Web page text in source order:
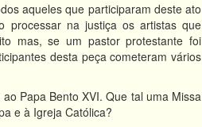
aqueles que participaram deste ato
processar na justiça os artistas que
mas, se um pastor protestante foi
desta peça cometeram vários
Papa Bento XVI. Que tal uma Missa
e à Igreja Católica?